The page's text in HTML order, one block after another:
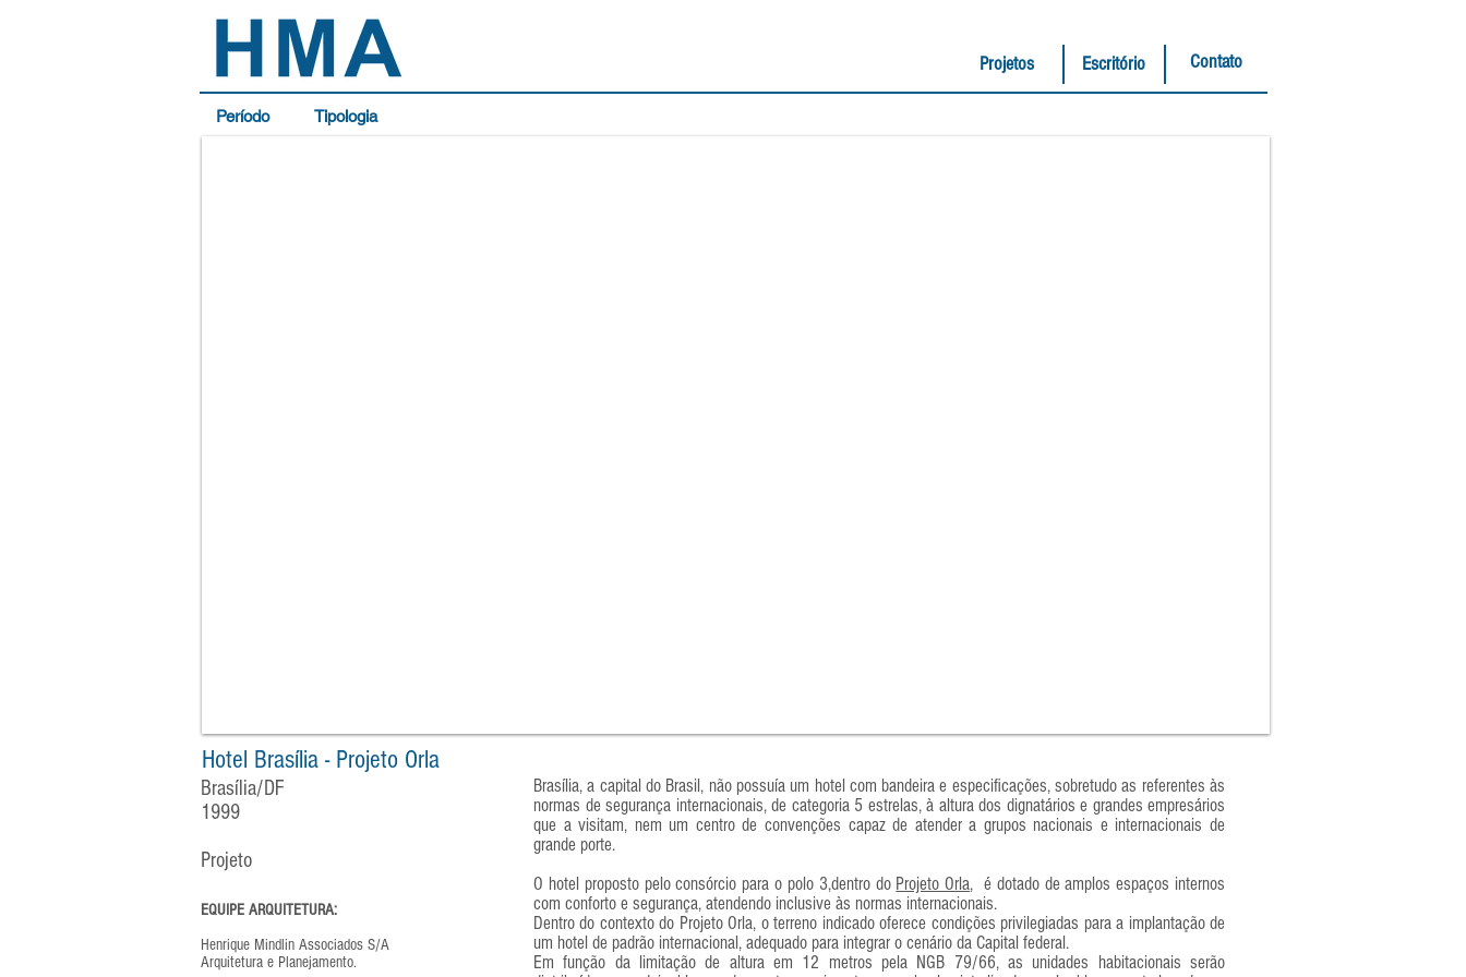
Projetos Escritório Contato
Período Tipologia
Hotel Brasília - Projeto Orla
Brasília/DF
1999
Projeto
EQUIPE ARQUITETURA:
Henrique Mindlin Associados S/A
Arquitetura e Planejamento.
Brasília, a capital do Brasil, não possuía um hotel com bandeira e especificações, sobretudo as referentes às
normas de segurança internacionais, de categoria 5 estrelas, à altura dos dignatários e grandes empresários
que a visitam, nem um centro de convenções capaz de atender a grupos nacionais e internacionais de
grande porte.
O hotel proposto pelo consórcio para o polo 3,dentro do Projeto Orla, é dotado de amplos espaços internos
com conforto e segurança, atendendo inclusive às normas internacionais.
Dentro do contexto do Projeto Orla, o terreno indicado oferece condições privilegiadas para a implantação de
um hotel de padrão internacional, adequado para integrar o cenário da Capital federal.
Em função da limitação de altura em 12 metros pela NGB 79/66, as unidades habitacionais serão